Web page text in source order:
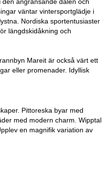
väntar vintersportglädje i
Nordiska sportentusiaster
längdskidåkning och
Mareit är också värt ett
eller promenader. Idyllisk
Pittoreska byar med
med modern charm. Wipptal
en magnifik variation av